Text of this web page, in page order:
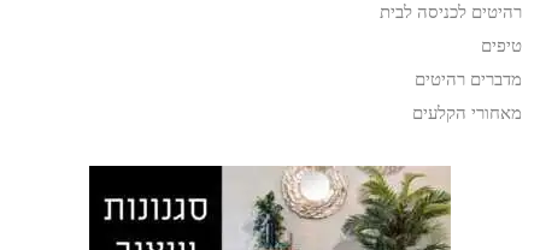
רהיטים לכניסה לבית
טיפים
מדברים רהיטים
מאחורי הקלעים